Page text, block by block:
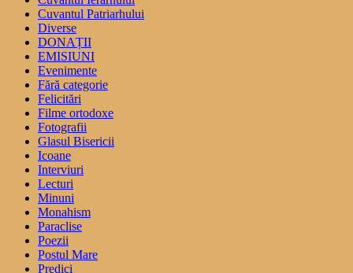
Cuvantul Patriarhului
Diverse
DONAȚII
EMISIUNI
Evenimente
Fără categorie
Felicitări
Filme ortodoxe
Fotografii
Glasul Bisericii
Icoane
Interviuri
Lecturi
Minuni
Monahism
Paraclise
Poezii
Postul Mare
Predici